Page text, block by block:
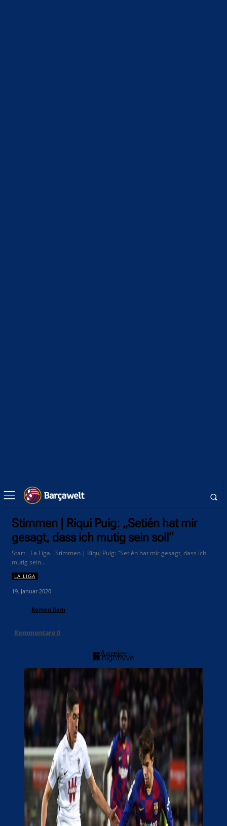
Stimmen | Riqui Puig: „Setién hat mir
gesagt, dass ich mutig sein soll“
Start La Liga
Stimmen | Riqui Puig: "Setién hat mir gesagt, dass ich
mutig sein...
LA LIGA
19. Januar 2020
Ramon Ram
Kommentare0
- Anzeige -